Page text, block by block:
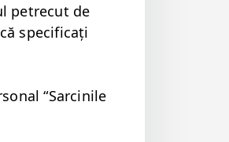
petre­cut de
speci­fi­cați
“Sarcinile